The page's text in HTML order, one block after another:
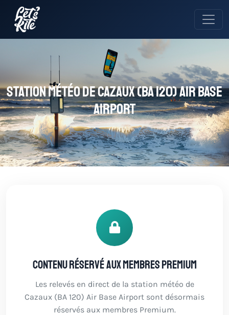
Station météo de Cazaux (BA 120) Air Base
Airport
Contenu réservé aux membres Premium
Les relevés en direct de la station météo de
Cazaux (BA 120) Air Base Airport sont désormais
réservés aux membres Premium.